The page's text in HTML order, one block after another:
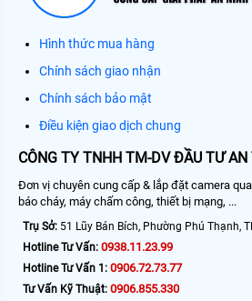
Hình thức mua hàng
Chính sách giao nhận
Chính sách bảo mật
Điều kiện giao dịch chung
CÔNG TY TNHH TM-DV ĐẦU TƯ
Đơn vị chuyên cung cấp & lắp đặt camera
báo cháy, máy chấm công, thiết bị mạng, ...
Trụ Sở: 51 Lũy Bán Bích, Phường Phú Thạnh,
Hotline Tư Vấn: 0938.11.23.99
Hotline Tư Vấn 1: 0906.72.73.77
Tư Vấn Kỹ Thuật: 0906.855.330